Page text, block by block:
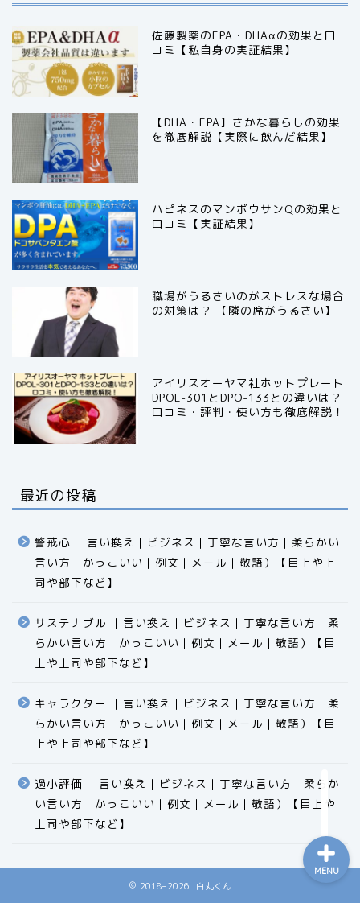
佐藤製薬のEPA・DHAαの効果と口
コミ【私自身の実証結果】
【DHA・EPA】さかな暮らしの効果
を徹底解説【実際に飲んだ結果】
ハピネスのマンボウサンQの効果と
口コミ【実証結果】
職場がうるさいのがストレスな場合
の対策は？ 【隣の席がうるさい】
アイリスオーヤマ社ホットプレート
DPOL-301とDPO-133との違いは？
口コミ・評判・使い方も徹底解説！
最近の投稿
警戒心 ｜言い換え｜ビジネス｜丁寧な言い方｜柔らかい
言い方｜かっこいい｜例文｜メール｜敬語）【目上や上
司や部下など】​​​​​​​​​​​​​​​​
サステナブル ｜言い換え｜ビジネス｜丁寧な言い方｜柔
らかい言い方｜かっこいい｜例文｜メール｜敬語）【目
上や上司や部下など】​​​​​​​​​​​​​​​​
キャラクター ｜言い換え｜ビジネス｜丁寧な言い方｜柔
らかい言い方｜かっこいい｜例文｜メール｜敬語）【目
上や上司や部下など】​​​​​​​​​​​​​​​​
過小評価 ｜言い換え｜ビジネス｜丁寧な言い方｜柔らか
い言い方｜かっこいい｜例文｜メール｜敬語）【目上や
上司や部下など】​​​​​​​​​​​​​​​​
2018–2026 白丸くん
MENU
食品
科学
ビジネス用語